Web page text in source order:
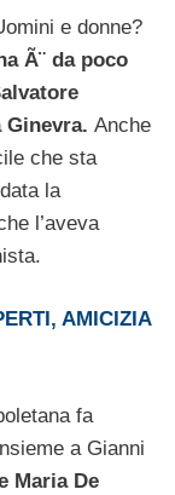
e donne?
Ã¨ da poco
Anche
che sta
la
l’aveva
AMICIZIA
fa
a Gianni
Maria De